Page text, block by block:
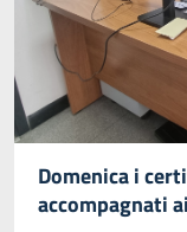
Domenica i
accompagnati